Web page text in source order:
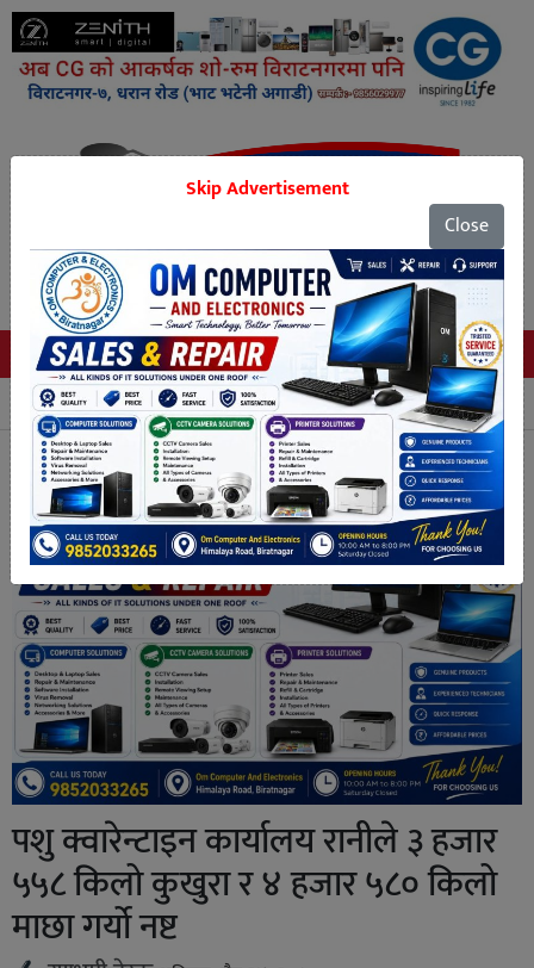
Tags
पशु क्वारेन्टाइन कार्यालय रानीले ३ हजार
५५८ किलो कुखुरा र ४ हजार ५८० किलो
माछा गर्यो नष्ट
Skip Advertisement
Close